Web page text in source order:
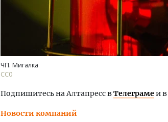
ЧП. Мигалка
СС0
Подпишитесь на Алтапресс вТелеграмеи в
Новости компаний
Архитектурный код начинается с
земли. Мощение крупноформатными
плитами становится новым
стандартом благоустройства
СТРОИТЕЛЬСТВО